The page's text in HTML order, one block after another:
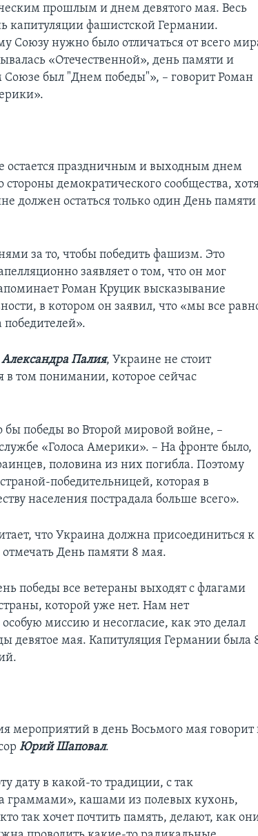
прошлым и днем девятого мая. Весь
капитуляции фашистской Германии.
Союзу нужно было отличаться от всего
«Отечественной», день памяти и
был "Днем победы"», – говорит Роман
остается праздничным и выходным днем
демократического сообщества,
должен остаться только один День
за то, чтобы победить фашизм. Это
заявляет о том, что он мог
Роман Круцик высказывание
в котором он заявил, что «мы все
Александра Палия, Украине не стоит
в том понимании, которое сейчас
победы во Второй мировой войне, –
«Голоса Америки». – На фронте было,
половина из них погибла. Поэтому
победительницей, которая в
населения пострадала больше всего».
что Украина должна присоединиться к
День памяти 8 мая.
победы все ветераны выходят с флагами
которой уже нет. Нам нет
миссию и несогласие, как это делал
девятое мая. Капитуляция Германии была
мероприятий в день Восьмого мая говорит
Юрий Шаповал.
дату в какой-то традиции, с так
граммами», кашами из полевых кухонь,
так хочет почтить память, делают, как